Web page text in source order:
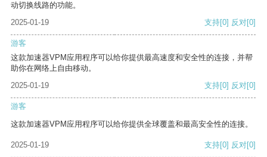
动切换线路的功能。
2025-01-19
支持[0] 反对[0]
游客
这款加速器VPM应用程序可以给你提供最高速度和安全性的连接，并帮
助你在网络上自由移动。
2025-01-19
支持[0] 反对[0]
游客
这款加速器VPM应用程序可以给你提供全球覆盖和最高安全性的连接。
2025-01-19 支持[0] 反对[0]